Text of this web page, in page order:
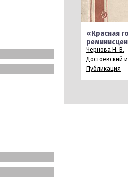
«Красная
Чернова Н. В.
Достоевский
Публикация